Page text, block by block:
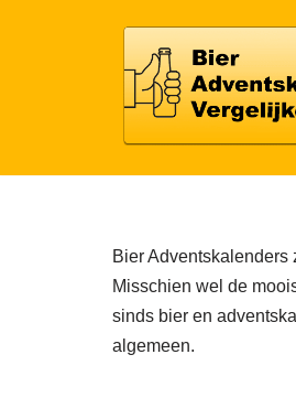
Bier Adventskalenders
Misschien wel de
sinds bier en
algemeen.